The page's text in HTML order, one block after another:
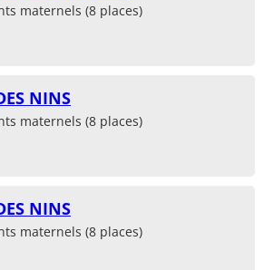
maternels (8 places)
NINS
maternels (8 places)
NINS
maternels (8 places)